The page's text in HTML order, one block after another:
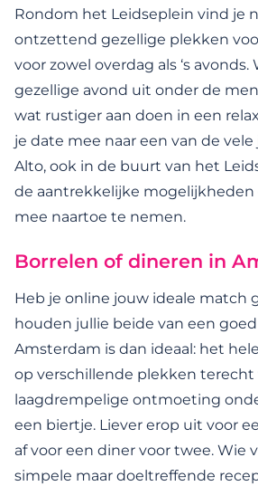
Rondom het Leidseplein vind je
ontzettend gezellige plekken
voor zowel overdag als ‘s avonds.
gezellige avond uit onder de
wat rustiger aan doen in een
je date mee naar een van de vele
Alto, ook in de buurt van het
de aantrekkelijke
mee naartoe te nemen.
Borrelen of dineren in
Heb je online jouw ideale match
houden jullie beide van een
Amsterdam is dan ideaal: het
op verschillende plekken terecht
laagdrempelige ontmoeting
een biertje. Liever erop uit voor
af voor een diner voor twee. Wie
simpele maar doeltreffende